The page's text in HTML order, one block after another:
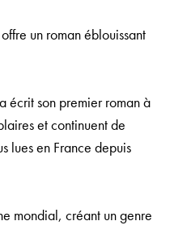
un roman éblouissant
écrit son premier roman à
et continuent de
lues en France depuis
mondial, créant un genre